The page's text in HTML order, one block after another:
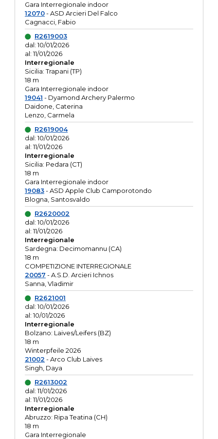
Gara Interregionale indoor
12070- ASD Arcieri Del Falco
Cagnacci, Fabio
R2619003
dal: 10/01/2026
al: 11/01/2026
Interregionale
Sicilia: Trapani (TP)
18 m
Gara Interregionale indoor
19041 - Dyamond Archery Palermo
Daidone, Caterina
Lenzo, Carmela
R2619004
dal: 10/01/2026
al: 11/01/2026
Interregionale
Sicilia: Pedara (CT)
18 m
Gara Interregionale indoor
19083- ASD Apple Club Camporotondo
Blogna, Santosvaldo
R2620002
dal: 10/01/2026
al: 11/01/2026
Interregionale
Sardegna: Decimomannu (CA)
18 m
COMPETIZIONE INTERREGIONALE
20057 - A.S.D. Arcieri Ichnos
Sanna, Vladimir
R2621001
dal: 10/01/2026
al: 10/01/2026
Interregionale
Bolzano: Laives/Leifers (BZ)
18 m
Winterpfeile 2026
21002 - Arco Club Laives
Singh, Daya
R2613002
dal: 11/01/2026
al: 11/01/2026
Interregionale
Abruzzo: Ripa Teatina (CH)
18 m
Gara Interregionale